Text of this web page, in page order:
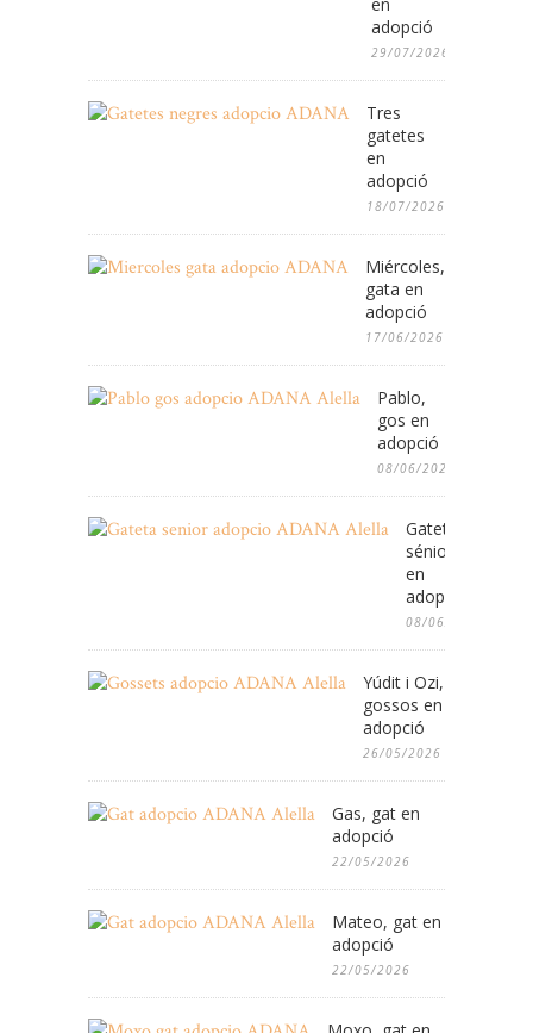
en
adopció
29/07/2026
Tres
gatetes
en
adopció
18/07/2026
Miércoles,
gata en
adopció
17/06/2026
Pablo,
gos en
adopció
08/06/2026
Gateta
sénior
en
adopció
08/06/2026
Yúdit i Ozi,
gossos en
adopció
26/05/2026
Gas, gat en
adopció
22/05/2026
Mateo, gat en
adopció
22/05/2026